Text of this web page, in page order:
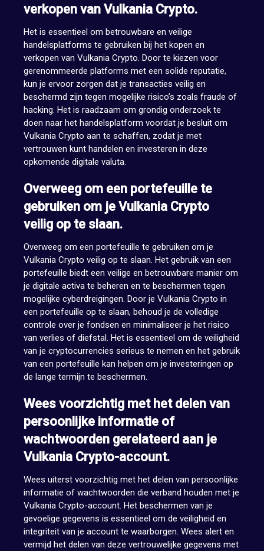
verkopen van Vulkania Crypto.
Het is essentieel om betrouwbare en veilige
handelsplatforms te gebruiken bij het kopen en
verkopen van Vulkania Crypto. Door te kiezen voor
gerenommeerde platforms met een solide reputatie,
kun je ervoor zorgen dat je transacties veilig en
beschermd zijn tegen mogelijke risico’s zoals fraude of
hacking. Het is raadzaam om grondig onderzoek te
doen naar het handelsplatform voordat je besluit om
Vulkania Crypto aan te schaffen, zodat je met
vertrouwen kunt handelen en investeren in deze
opkomende digitale valuta.
Overweeg om een portefeuille te
gebruiken om je Vulkania Crypto
veilig op te slaan.
Overweeg om een portefeuille te gebruiken om je
Vulkania Crypto veilig op te slaan. Het gebruik van een
portefeuille biedt een veilige en betrouwbare manier om
je digitale activa te beheren en te beschermen tegen
mogelijke cyberdreigingen. Door je Vulkania Crypto in
een portefeuille op te slaan, behoud je de volledige
controle over je fondsen en minimaliseer je het risico
van verlies of diefstal. Het is essentieel om de veiligheid
van je cryptocurrencies serieus te nemen en het gebruik
van een portefeuille kan helpen om je investeringen op
de lange termijn te beschermen.
Wees voorzichtig met het delen van
persoonlijke informatie of
wachtwoorden gerelateerd aan je
Vulkania Crypto-account.
Wees uiterst voorzichtig met het delen van persoonlijke
informatie of wachtwoorden die verband houden met je
Vulkania Crypto-account. Het beschermen van je
gevoelige gegevens is essentieel om de veiligheid en
integriteit van je account te waarborgen. Wees alert en
vermijd het delen van deze vertrouwelijke gegevens met